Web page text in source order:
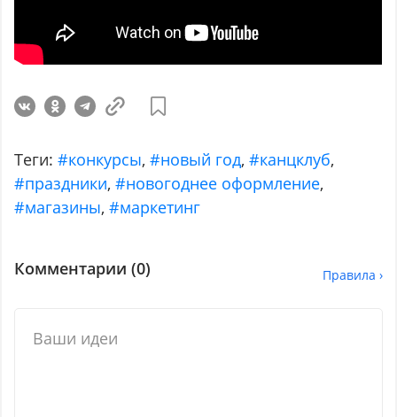
Теги: #конкурсы,#новый год,#канцклуб,
#праздники,#новогоднее оформление,
#магазины,#маркетинг
Комментарии (0) Правила ›